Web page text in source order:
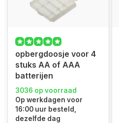
opbergdoosje voor 4
stuks AA of AAA
batterijen
3036 op voorraad
Op werkdagen voor
16:00 uur besteld,
dezelfde dag